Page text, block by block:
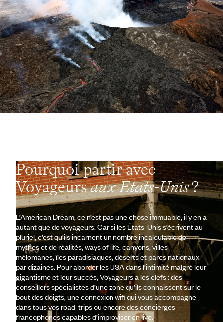
Pourquoi partir avec
Voyageursaux Etats-Unis?
L’American Dream, ce n’est pas une chose immuable, il y en a
autant que de voyageurs. Car si les États-Unis s’écrivent au
pluriel, c’est qu’ils incarnent un nombre incalculable de
mythes et de réalités, ways of life, canyons, villes
mélomanes, îles paradisiaques, déserts et parcs nationaux
par dizaines. Pour aborder les USA dans l’intimité malgré leur
gigantisme et leur succès, Voyageurs a les clefs : des
conseillers spécialistes d’une zone qu’ils connaissent sur le
bout des doigts, une connexion wifi qui vous accompagne
dans tous vos road-trips ou encore des concierges
francophones capables d’improviser en live.